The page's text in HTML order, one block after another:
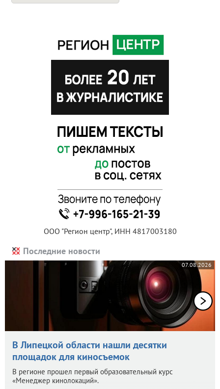
ООО "Регион центр", ИНН 4817003180
Последние новости
07.08.2026
В Липецкой области нашли десятки
площадок для киносъемок
В регионе прошел первый образовательный курс
«Менеджер кинолокаций».